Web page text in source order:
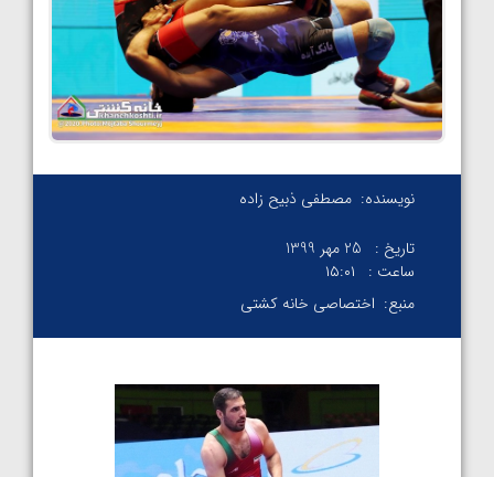
نویسنده: مصطفی ذبیح زاده
تاریخ :
25 مهر 1399
ساعت :
۱۵:۰۱
منبع: اختصاصی خانه کشتی